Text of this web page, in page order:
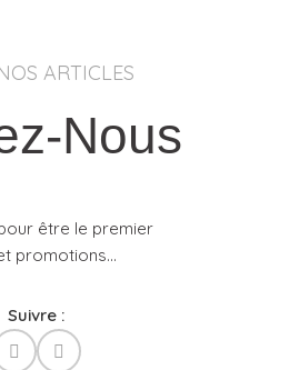
ARTICLES
Nous
être le premier
promotions...​
Suivre :